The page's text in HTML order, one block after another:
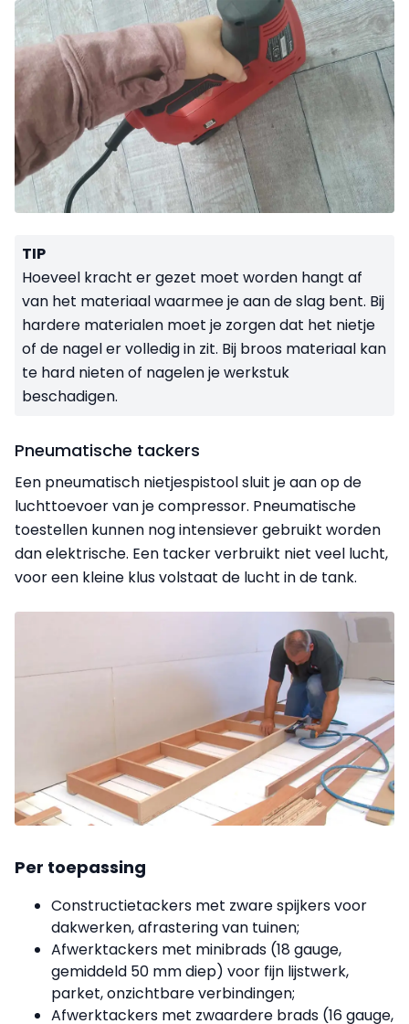
TIP
Hoeveel kracht er gezet moet worden hangt af
van het materiaal waarmee je aan de slag bent. Bij
hardere materialen moet je zorgen dat het nietje
of de nagel er volledig in zit. Bij broos materiaal kan
te hard nieten of nagelen je werkstuk
beschadigen.
Pneumatische tackers
Een pneumatisch nietjespistool sluit je aan op de
lucht­toevoer van je compressor. Pneumatische
toestellen kunnen nog intensiever gebruikt worden
dan elektrische. Een tacker verbruikt niet veel lucht,
voor een kleine klus volstaat de lucht in de tank.
Per toepassing
Constructietackers met zware spijkers voor
dakwerken, afrastering van tuinen;
Afwerktackers met minibrads (18 gauge,
gemiddeld 50 mm diep) voor fijn lijstwerk,
parket, onzichtbare verbindingen;
Afwerktackers met zwaardere brads (16 gauge,